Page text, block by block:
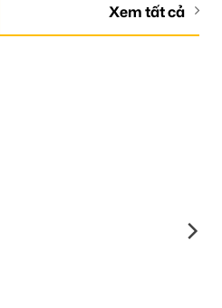
Xem tất cả